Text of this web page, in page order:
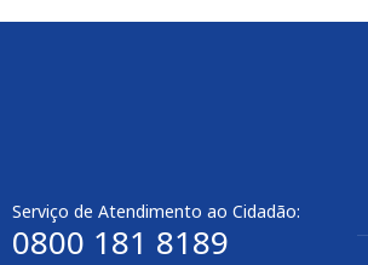
Serviço de Atendimento ao Cidadão:
0800 181 8189